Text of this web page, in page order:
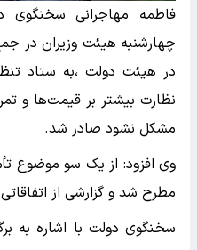
فاطمه مهاجرانی سخنگوی
چهارشنبه هیئت وزیران در
در هیئت دولت ،به ستاد
نظارت بیشتر بر قیمت‌ها و
مشکل نشود صادر شد.
وی افزود: از یک سو موضوع
مطرح شد و گزارشی از
سخنگوی دولت با اشاره به